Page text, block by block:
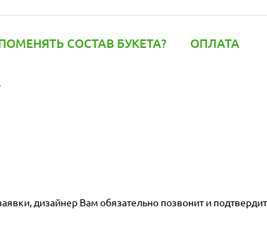
СОСТАВ БУКЕТА? ОПЛАТА
дизайнер Вам обязательно позвонит и